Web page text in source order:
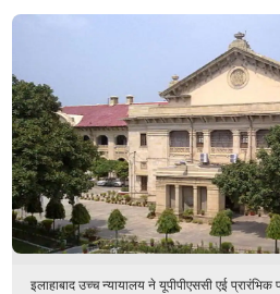
इलाहाबाद उच्च न्यायालय ने यूपीपीएससी एई प्रारंभिक